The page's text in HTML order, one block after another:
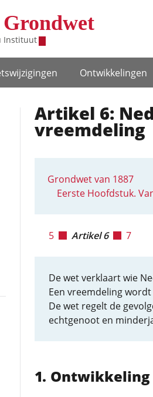
Grondwet
Instituut
Ontwikke­lingen
Artikel 6:
vreemdeling
Grondwet van 1887
Eerste Hoofdstuk.
5 Artikel 6 7
De wet verklaart wie
Een vreemdeling
De wet regelt de
echtgenoot en